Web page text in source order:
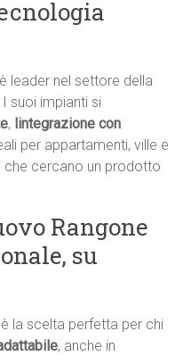
leader nel settore della
suoi impianti si
, lintegrazione con
per appartamenti, ville e
che cercano un prodotto
Rangone 
su
la scelta perfetta per chi
, anche in